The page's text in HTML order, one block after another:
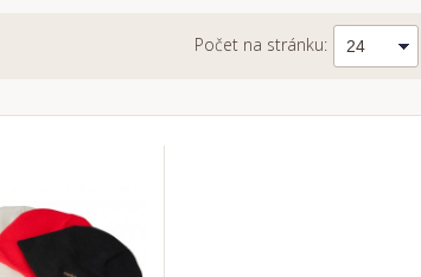
Počet na stránku: